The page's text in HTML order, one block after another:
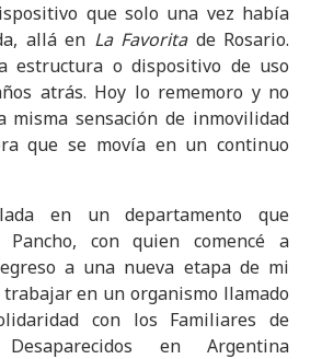
que solo una vez había
allá en La Favoritade Rosario.
estructura o dispositivo de uso
atrás. Hoy lo rememoro y no
misma sensación de inmovilidad
que se movía en un continuo
en un departamento que
Pancho, con quien comencé a
a una nueva etapa de mi
trabajar en un organismo llamado
con los Familiares de
en Argentina